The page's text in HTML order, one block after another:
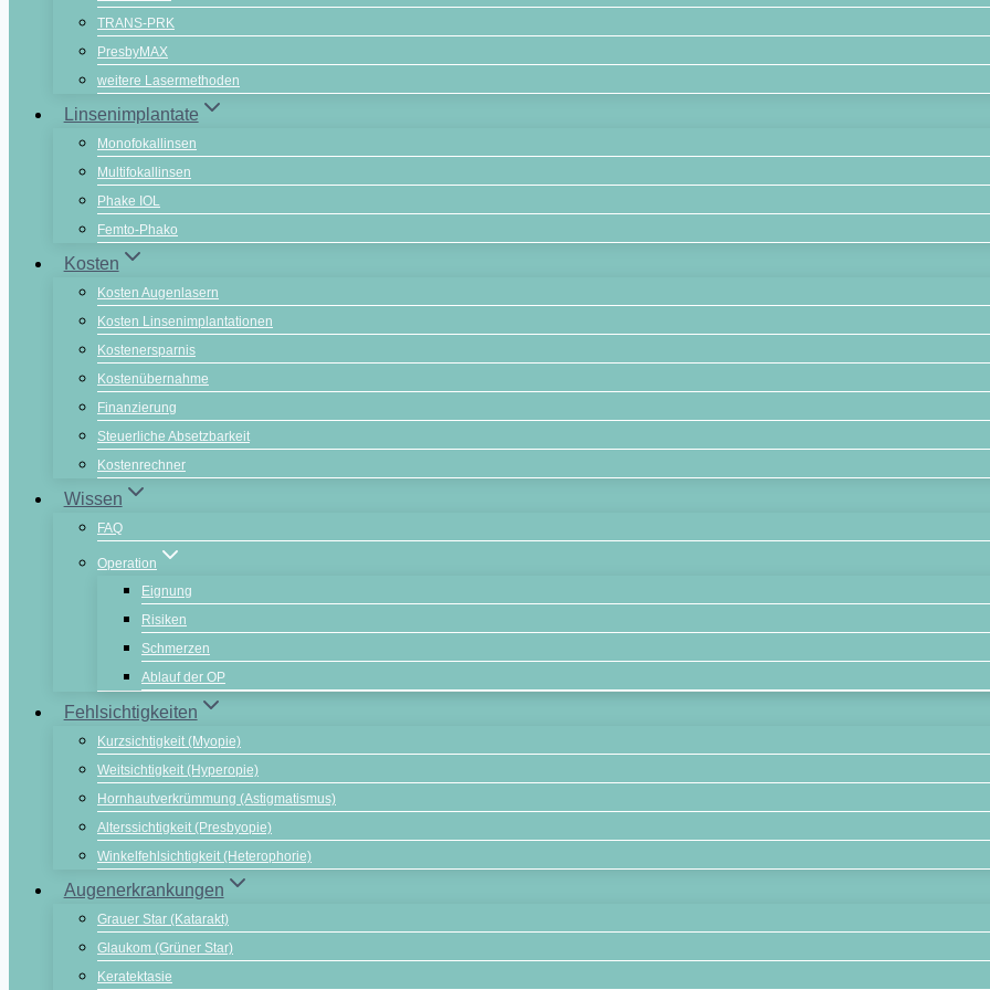
TRANS-PRK
PresbyMAX
weitere Lasermethoden
Linsenimplantate
Monofokallinsen
Multifokallinsen
Phake IOL
Femto-Phako
Kosten
Kosten Augenlasern
Kosten Linsenimplantationen
Kostenersparnis
Kostenübernahme
Finanzierung
Steuerliche Absetzbarkeit
Kostenrechner
Wissen
FAQ
Operation
Eignung
Risiken
Schmerzen
Ablauf der OP
Fehlsichtigkeiten
Kurzsichtigkeit (Myopie)
Weitsichtigkeit (Hyperopie)
Hornhautverkrümmung (Astigmatismus)
Alterssichtigkeit (Presbyopie)
Winkelfehlsichtigkeit (Heterophorie)
Augenerkrankungen
Grauer Star (Katarakt)
Glaukom (Grüner Star)
Keratektasie